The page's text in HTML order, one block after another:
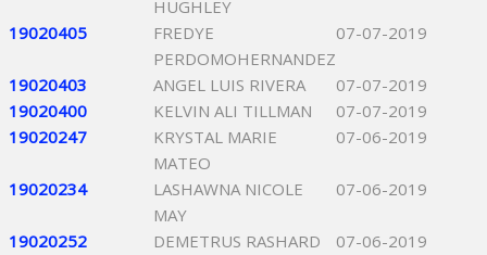
HUGHLEY
19020405
FREDYE
PERDOMOHERNANDEZ
07-07-2019
19020403 ANGEL LUIS RIVERA
07-07-2019
19020400
KELVIN ALI TILLMAN
07-07-2019
19020247
KRYSTAL MARIE
MATEO
07-06-2019
19020234
LASHAWNA NICOLE
MAY
07-06-2019
19020252
DEMETRUS RASHARD
07-06-2019